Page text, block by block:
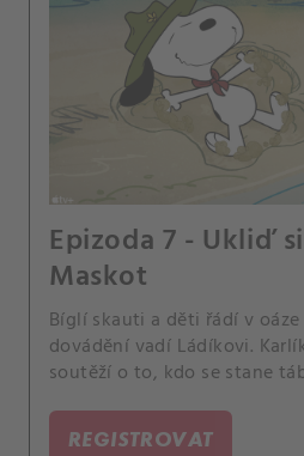
Epizoda 7 - Ukliď
Maskot
Bíglí skauti a děti řádí v
dovádění vadí Ládíkovi.
soutěží o to, kdo se stane
REGISTROVAT